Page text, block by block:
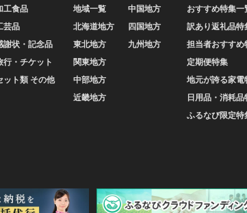
工食品
芸品
謝状・記念品
行・チケット
ット類 その他
地域一覧
北海道地方
東北地方
関東地方
中部地方
近畿地方
中国地方
四国地方
九州地方
おすすめ特集一
訳あり返礼品特
担当者おすすめ
定期便特集
地元が誇る家電
日用品・消耗品
ふるなび限定特